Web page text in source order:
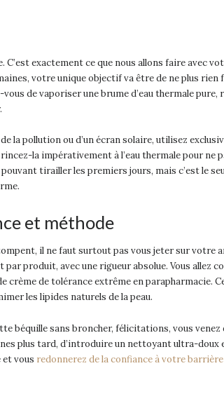
C’est exactement ce que nous allons faire avec
votre unique objectif va être de ne plus rien
de vaporiser une brume d’eau thermale pure,
la pollution ou d’un écran solaire, utilisez
la impérativement à l’eau thermale pour ne
tirailler les premiers jours, mais c’est le
et méthode
il ne faut surtout pas vous jeter sur votre
produit, avec une rigueur absolue. Vous allez
de tolérance extrême en parapharmacie.
les lipides naturels de la peau.
béquille sans broncher, félicitations, vous
plus tard, d’introduire un nettoyant ultra-doux
vous redonnerez de la confiance à votre